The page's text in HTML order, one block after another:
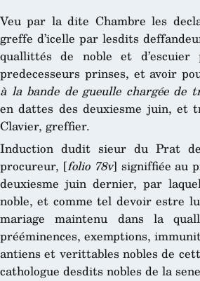
Veu par la dite Chambre les
greffe d’icelle par lesdits
quallittés de noble et
predecesseurs prinses, et avoir
à la bande de gueulle chargée de
en dattes des deuxiesme juin, et
Clavier, greffier.
Induction dudit sieur du Prat
procureur, [folio 78v] signiffiée au
deuxiesme juin dernier, par
noble, et comme tel devoir estre
mariage maintenu dans la
prééminences, exemptions,
antiens et verittables nobles de
cathologue desdits nobles de la